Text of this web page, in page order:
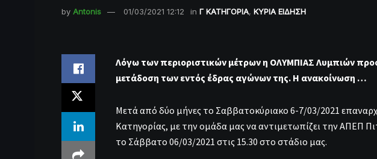
by Antonis 01/03/2021 12:12 in Γ ΚΑΤΗΓΟΡΙΑ, ΚΥΡΙΑ ΕΙΔΗΣΗ
Λόγω των περιοριστικών μέτρων η ΟΛΥΜΠΙΑΣ Λυμπιών
μετάδοση των εντός έδρας αγώνων της. Η ανακοίνωση …
Μετά από δύο μήνες το Σαββατοκύριακο 6-7/03/2021
Κατηγορίας, με την ομάδα μας να αντιμετωπίζει την ΑΠΕΠ
το Σάββατο 06/03/2021 στις 15.30 στο στάδιο μας.